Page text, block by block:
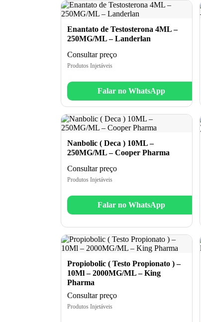
Enantato de Testosterona 4ML –
250MG/ML – Landerlan
Consultar preço
Produtos Injetáveis
Falar no WhatsApp
Nanbolic ( Deca ) 10ML –
250MG/ML – Cooper Pharma
Consultar preço
Produtos Injetáveis
Falar no WhatsApp
Propiobolic ( Testo Propionato ) –
10Ml – 2000MG/ML – King
Pharma
Consultar preço
Produtos Injetáveis